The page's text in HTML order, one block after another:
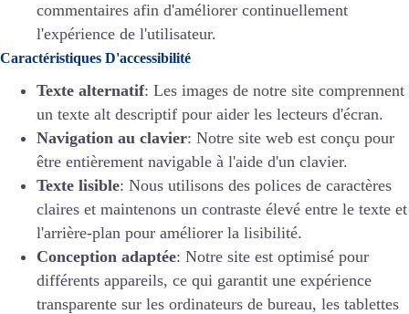
commentaires afin d'améliorer continuellement
l'expérience de l'utilisateur.
Caractéristiques D'accessibilité
Texte alternatif: Les images de notre site comprennent
un texte alt descriptif pour aider les lecteurs d'écran.
Navigation au clavier: Notre site web est conçu pour
être entièrement navigable à l'aide d'un clavier.
Texte lisible: Nous utilisons des polices de caractères
claires et maintenons un contraste élevé entre le texte et
l'arrière-plan pour améliorer la lisibilité.
Conception adaptée: Notre site est optimisé pour
différents appareils, ce qui garantit une expérience
transparente sur les ordinateurs de bureau, les tablettes